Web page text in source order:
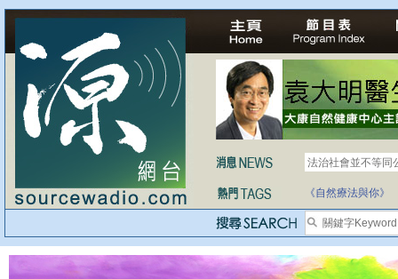
法治社會並不等同
自家教育合法化-
《自然療法與你》